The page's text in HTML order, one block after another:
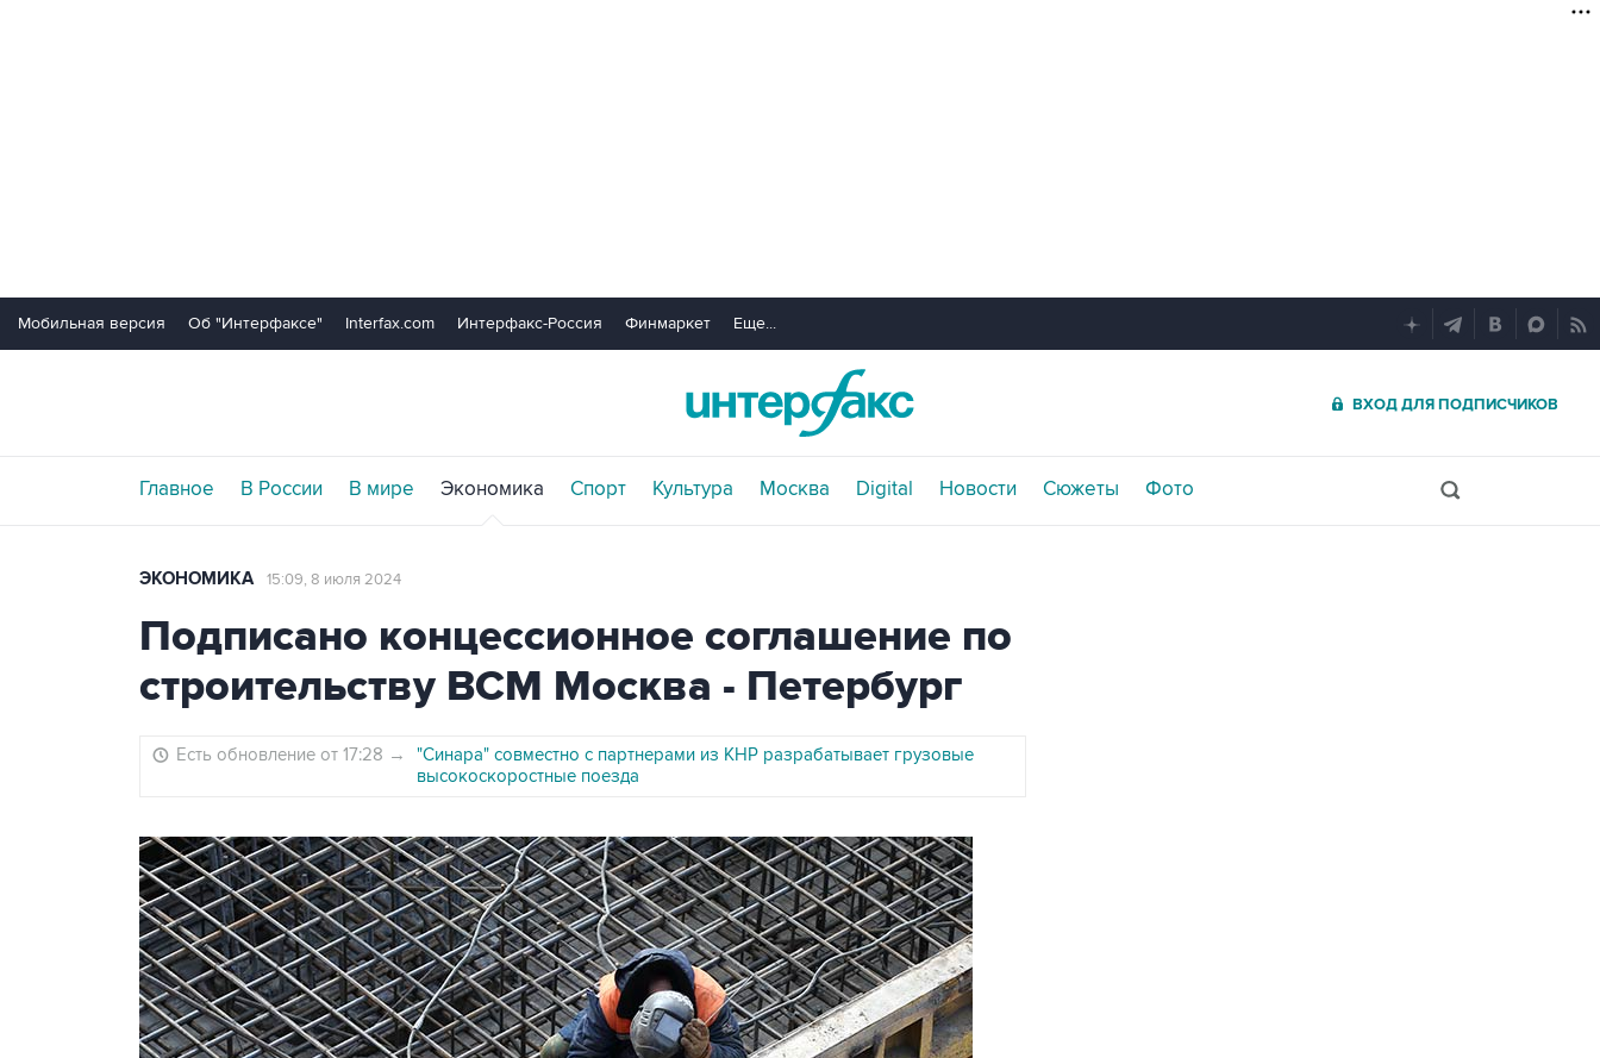
Мобильная версия Об "Интерфаксе" Interfax.com Интерфакс-Россия Финмаркет Еще...
ВХОД ДЛЯ ПОДПИСЧИКОВ
Главное В России В мире Экономика Спорт Культура Москва Digital Новости Сюжеты Фото
ЭКОНОМИКА 15:09, 8 июля 2024
Подписано концессионное соглашение по
строительству ВСМ Москва - Петербург
Есть обновление от 17:28 →
"Синара" совместно с партнерами из КНР разрабатывает грузовые
высокоскоростные поезда